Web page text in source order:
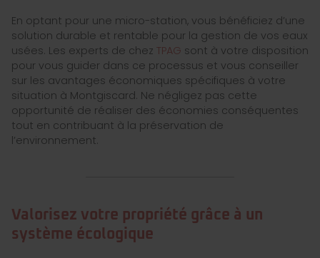
En optant pour une micro-station, vous bénéficiez d’une
solution durable et rentable pour la gestion de vos eaux
usées. Les experts de chez TPAG sont à votre disposition
pour vous guider dans ce processus et vous conseiller
sur les avantages économiques spécifiques à votre
situation à Montgiscard. Ne négligez pas cette
opportunité de réaliser des économies conséquentes
tout en contribuant à la préservation de
l’environnement.
Valorisez votre propriété grâce à un
système écologique